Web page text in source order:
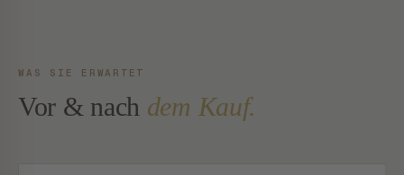
WAS SIE ERWARTET
Vor & nach dem Kauf.